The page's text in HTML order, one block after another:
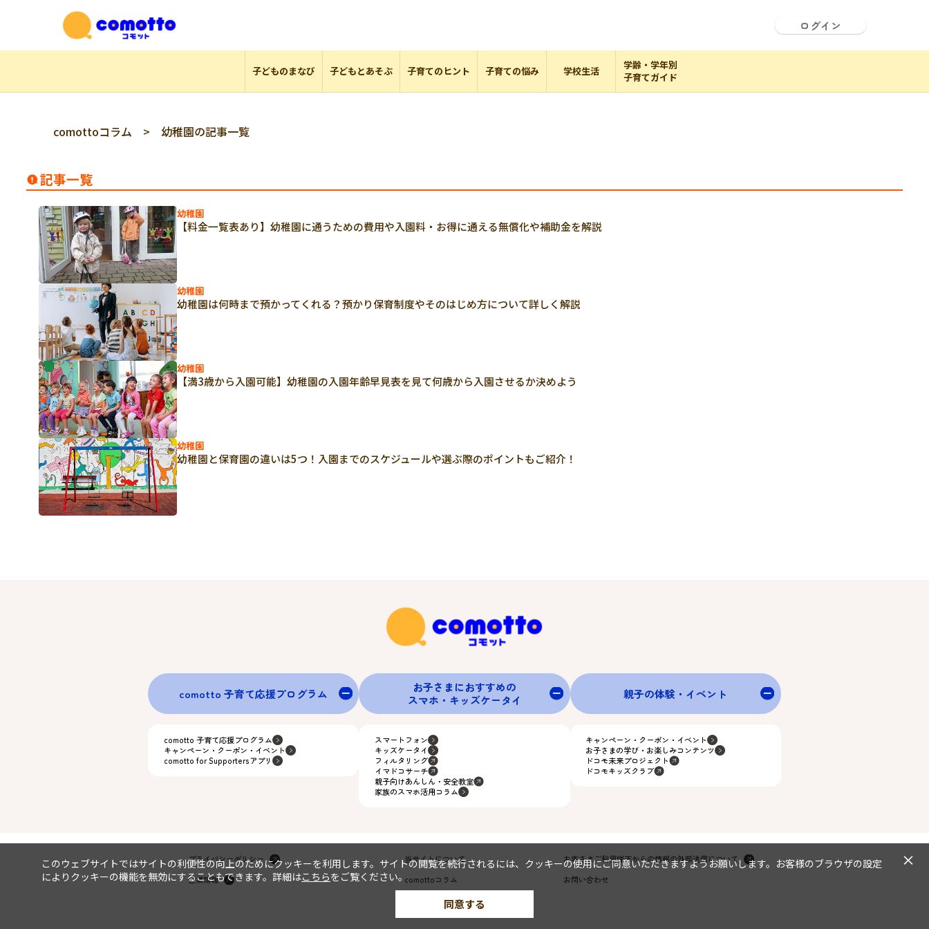
ログイン
子どものまなび 子どもとあそぶ 子育てのヒント 子育ての悩み 学校生活
学齢・学年別
子育てガイド
comottoコラム > 幼稚園の記事一覧
記事一覧
幼稚園
【料金一覧表あり】幼稚園に通うための費用や入園料・お得に通える無償化や補助金を解説
幼稚園
幼稚園は何時まで預かってくれる？預かり保育制度やそのはじめ方について詳しく解説
幼稚園
【満3歳から入園可能】幼稚園の入園年齢早見表を見て何歳から入園させるか決めよう
幼稚園
幼稚園と保育園の違いは5つ！入園までのスケジュールや選ぶ際のポイントもご紹介！
comotto 子育て応援プログラム
comotto 子育て応援プログラム
キャンペーン・クーポン・イベント
comotto for Supportersアプリ
お子さまにおすすめの
スマホ・キッズケータイ
スマートフォン
キッズケータイ
フィルタリング
イマドコサーチ
親子向けあんしん・安全教室
家族のスマホ活用コラム
親子の体験・イベント
キャンペーン・クーポン・イベント
お子さまの学び・お楽しみコンテンツ
ドコモ未来プロジェクト
ドコモキッズクラブ
×
このウェブサイトではサイトの利便性の向上のためにクッキーを利用します。サイトの閲覧を続行されるには、クッキーの使用にご同意いただきますようお願いします。お客様のブラウザの設定
によりクッキーの機能を無効にすることもできます。詳細はこちらをご覧ください。
同意する
プライバシーポリシー 当サイトについて
お客さまご利用端末からの情報の外部送信について
企業情報
comottoコラム お問い合わせ
NTT DOCOMO, INC. All Rights Reserved.